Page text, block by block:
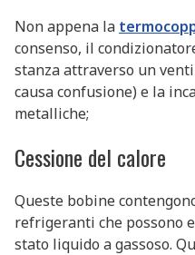
Non appena la
consenso, il
stanza attraverso un
causa confusione) e la
metalliche;
Cessione del calore
Queste bobine
refrigeranti che possono
stato liquido a gassoso.